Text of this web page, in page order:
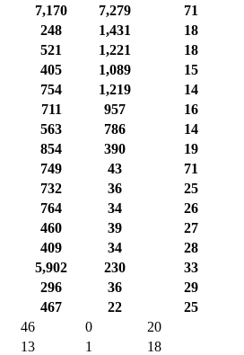
7,170 7,279
71
248 1,431
18
521 1,221
18
405 1,089
15
754 1,219
14
711 957
16
563 786
14
854 390
19
749 43
71
732 36
25
764 34
26
460 39
27
409 34
28
5,902 230
33
296 36
29
467 22
25
46 0
20
13 1
18